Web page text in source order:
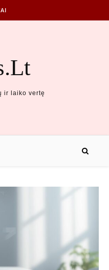
ir laiko vertę